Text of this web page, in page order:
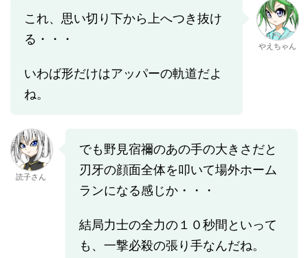
これ、思い切り下から上へつき抜け
る・・・
いわば形だけはアッパーの軌道だよ
ね。
やえちゃん
読子さん
でも野見宿禰のあの手の大きさだと
刃牙の顔面全体を叩いて場外ホーム
ランになる感じか・・・
結局力士の全力の１０秒間といって
も、一撃必殺の張り手なんだね。